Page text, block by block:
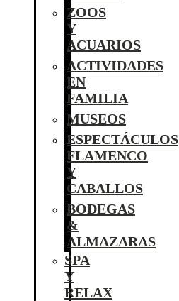
ZOOS
Y
ACUARIOS
ACTIVIDADES
EN
FAMILIA
MUSEOS
ESPECTÁCULOS
FLAMENCO
Y
CABALLOS
BODEGAS
&
ALMAZARAS
SPA
Y
RELAX